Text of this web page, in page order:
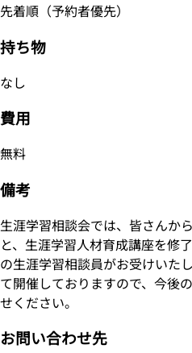
先着順（予約者優先）
持ち物
なし
費用
無料
備考
生涯学習相談会では、皆さんか
と、生涯学習人材育成講座を修
の生涯学習相談員がお受けいた
て開催しておりますので、今後
せください。
お問い合わせ先